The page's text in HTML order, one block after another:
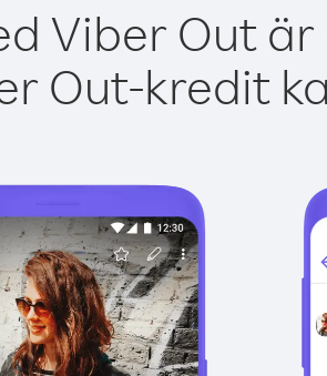
Viber Out är
Out-kredit